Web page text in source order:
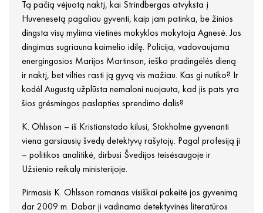
Tą pačią vėjuotą naktį, kai Strindbergas atvyksta į
Huvenesetą pagaliau gyventi, kaip jam patinka, be žinios
dingsta visų mylima vietinės mokyklos mokytoja Agnesė. Jos
dingimas sugriauna kaimelio idilę. Policija, vadovaujama
energingosios Marijos Martinson, ieško pradingėlės dieną
ir naktį, bet vilties rasti ją gyvą vis mažiau. Kas gi nutiko? Ir
kodėl Augustą užplūsta nemaloni nuojauta, kad jis pats yra
šios grėsmingos paslapties sprendimo dalis?
K. Ohlsson – iš Kristianstado kilusi, Stokholme gyvenanti
viena garsiausių švedų detektyvų rašytojų. Pagal profesiją ji
– politikos analitikė, dirbusi Švedijos teisėsaugoje ir
Užsienio reikalų ministerijoje.
Pirmasis K. Ohlsson romanas visiškai pakeitė jos gyvenimą
dar 2009 m. Dabar ji vadinama detektyvinės literatūros